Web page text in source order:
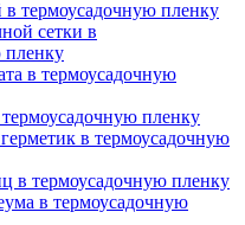
в термоусадочную пленку
сетки в
пленку
в термоусадочную
пленку
в термоусадочную
в термоусадочную пленку
в термоусадочную